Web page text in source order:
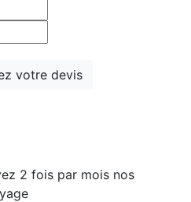
votre devis
2 fois par mois nos